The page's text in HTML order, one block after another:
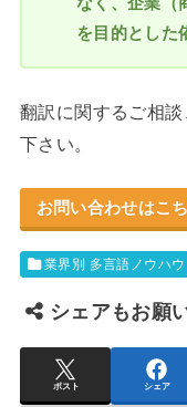
を目的とした
翻訳に関するご相
下さい。
お問い合わせはこ
業界別 多言語ノウハウ
シェアもお願
ポスト シェア